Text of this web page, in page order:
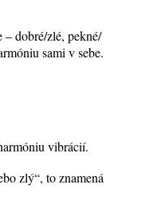
dobré/zlé, pekné/
sami v sebe.
vibrácií.
zlý“, to znamená